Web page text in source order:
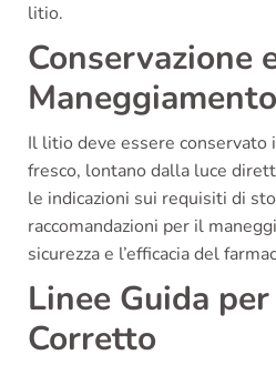
litio.
Conservazione
Maneggiamento
Il litio deve essere conservato
fresco, lontano dalla luce
le indicazioni sui requisiti di
raccomandazioni per il
sicurezza e l’efficacia del
Linee Guida
Corretto